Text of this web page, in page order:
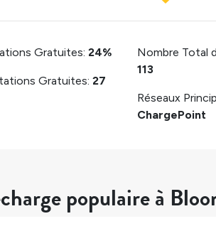
Gratuites: 24%
Gratuites: 27
Nombre Total
113
Réseaux
ChargePoint
populaire à